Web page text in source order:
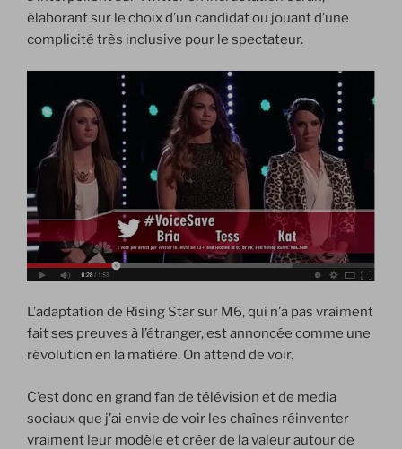
élaborant sur le choix d’un candidat ou jouant d’une
complicité très inclusive pour le spectateur.
L’adaptation de Rising Star sur M6, qui n’a pas vraiment
fait ses preuves à l’étranger, est annoncée comme une
révolution en la matière. On attend de voir.
C’est donc en grand fan de télévision et de media
sociaux que j’ai envie de voir les chaînes réinventer
vraiment leur modèle et créer de la valeur autour de